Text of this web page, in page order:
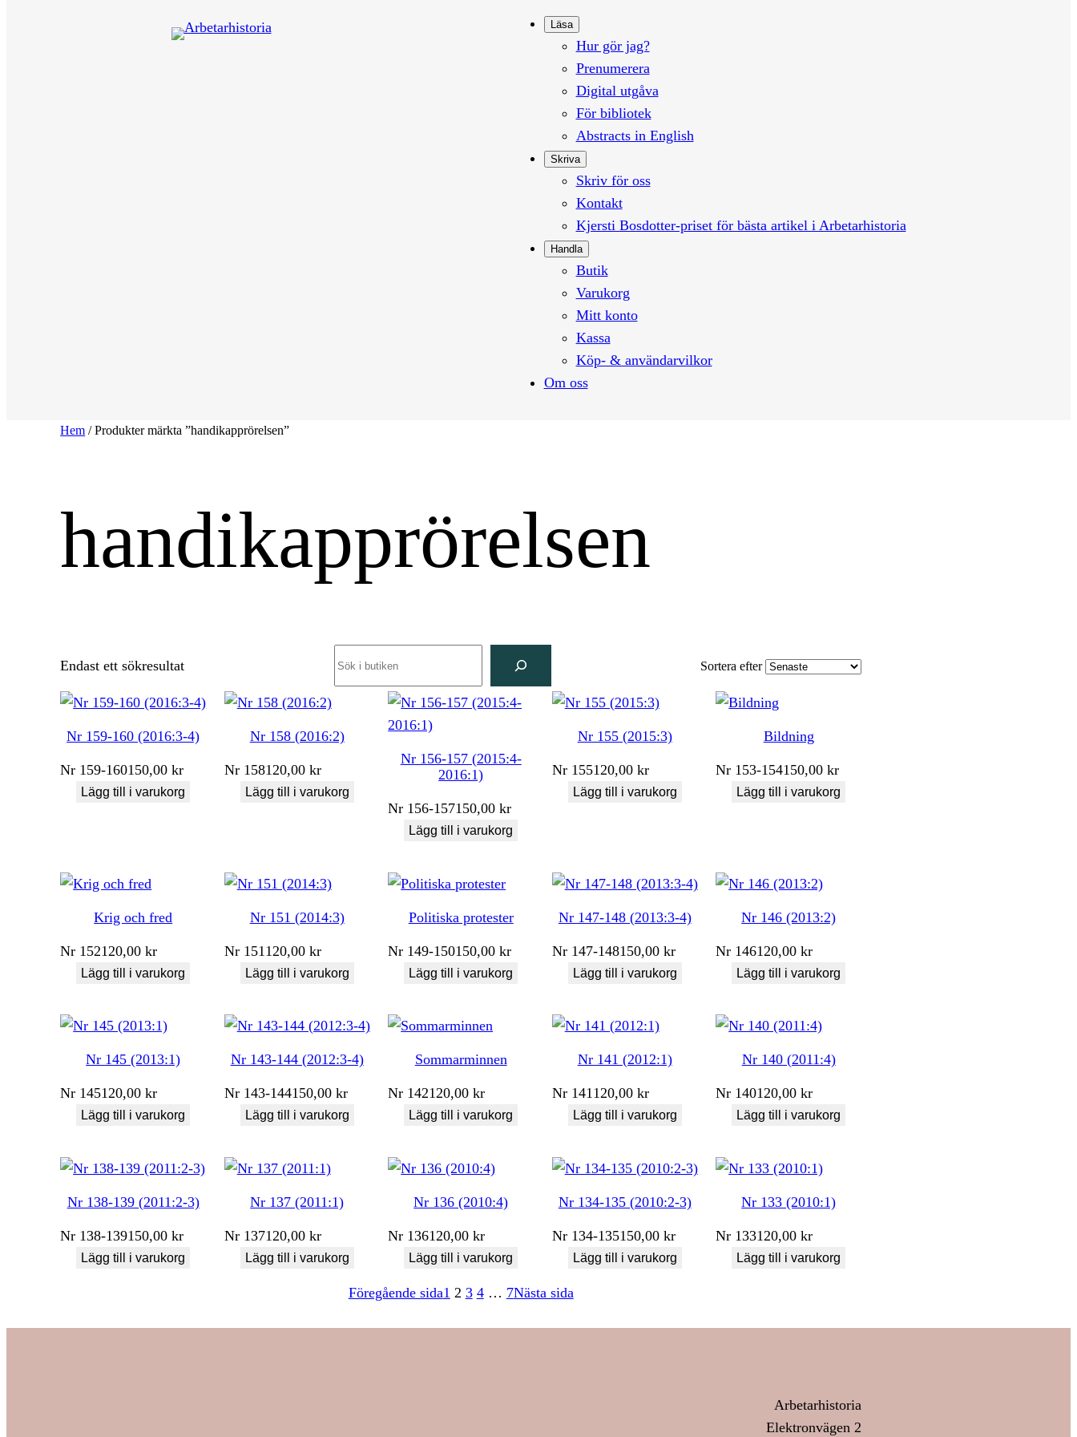
Läsa
Hur gör jag?
Prenumerera
Digital utgåva
För bibliotek
Abstracts in English
Skriva
Skriv för oss
Kontakt
Kjersti Bosdotter-priset för bästa artikel i Arbetarhistoria
Handla
Butik
Varukorg
Mitt konto
Kassa
Köp- & användarvilkor
Om oss
Hem / Produkter märkta ”handikapprörelsen”
handikapprörelsen
Endast ett sökresultat Sortera efter
Nr 159-160 (2016:3-4)
Nr 159-160150,00kr
Lägg till i varukorg
Nr 158 (2016:2)
Nr 158120,00 kr
Lägg till i varukorg
Nr 156-157 (2015:4-
2016:1)
Nr 156-157150,00kr
Lägg till i varukorg
Nr 155 (2015:3)
Nr 155120,00 kr
Lägg till i varukorg
Bildning
Nr 153-154150,00kr
Lägg till i varukorg
Krig och fred
Nr 152120,00kr
Lägg till i varukorg
Nr 151 (2014:3)
Nr 151 120,00 kr
Lägg till i varukorg
Politiska protester
Nr 149-150150,00kr
Lägg till i varukorg
Nr 147-148 (2013:3-4)
Nr 147-148150,00 kr
Lägg till i varukorg
Nr 146 (2013:2)
Nr 146120,00kr
Lägg till i varukorg
Nr 145 (2013:1)
Nr 145120,00kr
Lägg till i varukorg
Nr 143-144 (2012:3-4)
Nr 143-144150,00 kr
Lägg till i varukorg
Sommarminnen
Nr 142120,00kr
Lägg till i varukorg
Nr 141 (2012:1)
Nr 141120,00 kr
Lägg till i varukorg
Nr 140 (2011:4)
Nr 140120,00kr
Lägg till i varukorg
Nr 138-139 (2011:2-3)
Nr 138-139150,00kr
Lägg till i varukorg
Nr 137 (2011:1)
Nr 137120,00 kr
Lägg till i varukorg
Nr 136 (2010:4)
Nr 136120,00kr
Lägg till i varukorg
Nr 134-135 (2010:2-3)
Nr 134-135150,00 kr
Lägg till i varukorg
Nr 133 (2010:1)
Nr 133120,00kr
Lägg till i varukorg
Föregående sida1 2 3 4 … 7Nästa sida
Arbetarhistoria
Elektronvägen 2